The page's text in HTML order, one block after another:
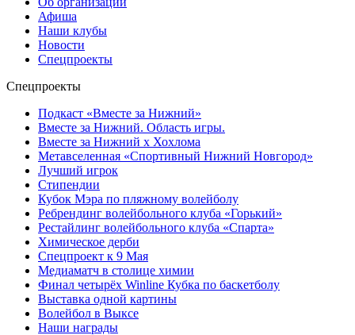
Афиша
Наши клубы
Новости
Спецпроекты
Спецпроекты
Подкаст «Вместе за Нижний»
Вместе за Нижний. Область игры.
Вместе за Нижний х Хохлома
Метавселенная «Спортивный Нижний Новгород»
Лучший игрок
Стипендии
Кубок Мэра по пляжному волейболу
Ребрендинг волейбольного клуба «Горький»
Рестайлинг волейбольного клуба «Спарта»
Химическое дерби
Спецпроект к 9 Мая
Медиаматч в столице химии
Финал четырёх Winline Кубка по баскетболу
Выставка одной картины
Волейбол в Выксе
Наши награды